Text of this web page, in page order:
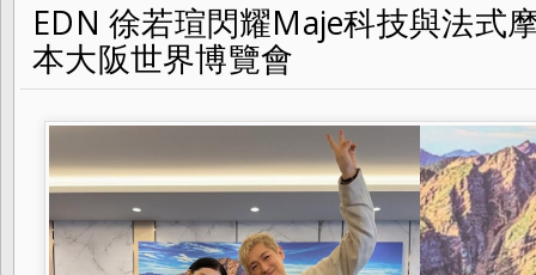
EDN 徐若瑄閃耀Maje科技與法式摩登時尚 前進2025年 日本大阪世界
EDN 徐若瑄閃耀Maje科技與法式
本大阪世界博覽會